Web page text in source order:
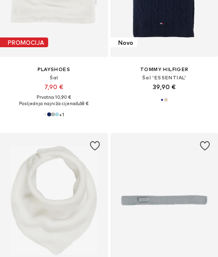
PROMOCIJA
PLAYSHOES
Šal
7,90 €
Prvotno: 10,90 €
Posljednja najniža cijena:6,68 €
+1
Novo
TOMMY HILFIGER
Šal 'ESSENTIAL'
39,90 €